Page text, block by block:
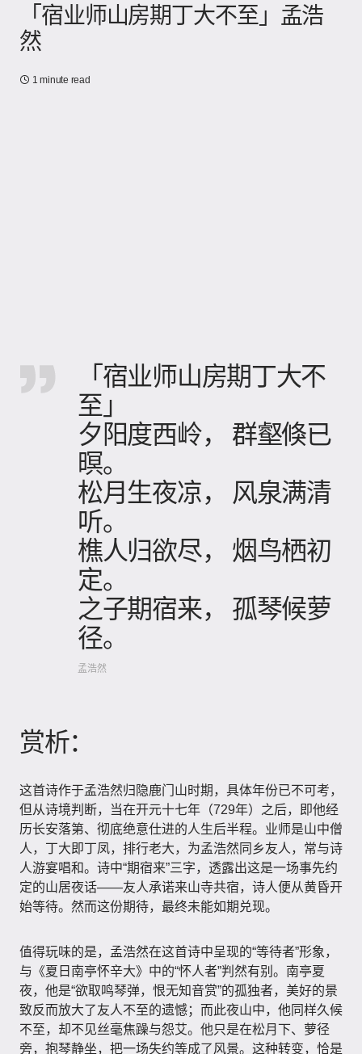
「宿业师山房期丁大不至」孟浩
然
1 minute read
「宿业师山房期丁大不
至」
夕阳度西岭， 群壑倏已
暝。
松月生夜凉， 风泉满清
听。
樵人归欲尽， 烟鸟栖初
定。
之子期宿来， 孤琴候萝
径。
孟浩然
赏析：
这首诗作于孟浩然归隐鹿门山时期，具体年份已不可考，
但从诗境判断，当在开元十七年（729年）之后，即他经
历长安落第、彻底绝意仕进的人生后半程。业师是山中僧
人，丁大即丁凤，排行老大，为孟浩然同乡友人，常与诗
人游宴唱和。诗中“期宿来”三字，透露出这是一场事先约
定的山居夜话——友人承诺来山寺共宿，诗人便从黄昏开
始等待。然而这份期待，最终未能如期兑现。
值得玩味的是，孟浩然在这首诗中呈现的“等待者”形象，
与《夏日南亭怀辛大》中的“怀人者”判然有别。南亭夏
夜，他是“欲取鸣琴弹，恨无知音赏”的孤独者，美好的景
致反而放大了友人不至的遗憾；而此夜山中，他同样久候
不至，却不见丝毫焦躁与怨艾。他只是在松月下、萝径
旁，抱琴静坐，把一场失约等成了风景。这种转变，恰是